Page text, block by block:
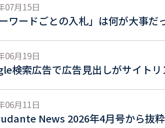
07月15日
ーワードごとの入札」は何が大事だ
06月19日
検索広告で広告見出しがサイト
06月11日
News 2026年4月号から抜